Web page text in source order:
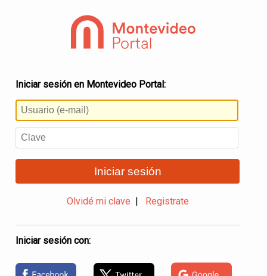
Iniciar sesión en Montevideo Portal:
Iniciar sesión
Olvidé mi clave Registrate
Iniciar sesión con: